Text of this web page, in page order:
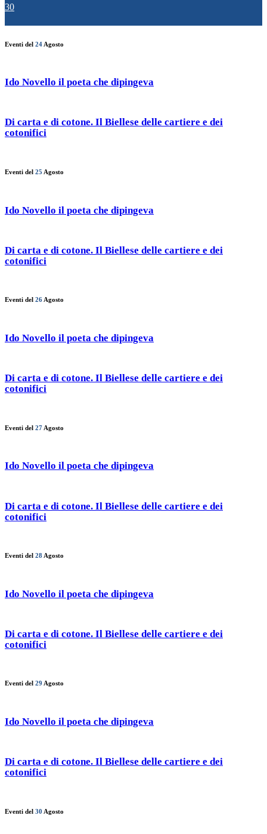
30
Eventi del 24 Agosto
Ido Novello il poeta che dipingeva
Di carta e di cotone. Il Biellese delle cartiere e dei
cotonifici
Eventi del 25 Agosto
Ido Novello il poeta che dipingeva
Di carta e di cotone. Il Biellese delle cartiere e dei
cotonifici
Eventi del 26 Agosto
Ido Novello il poeta che dipingeva
Di carta e di cotone. Il Biellese delle cartiere e dei
cotonifici
Eventi del 27 Agosto
Ido Novello il poeta che dipingeva
Di carta e di cotone. Il Biellese delle cartiere e dei
cotonifici
Eventi del 28 Agosto
Ido Novello il poeta che dipingeva
Di carta e di cotone. Il Biellese delle cartiere e dei
cotonifici
Eventi del 29 Agosto
Ido Novello il poeta che dipingeva
Di carta e di cotone. Il Biellese delle cartiere e dei
cotonifici
Eventi del 30 Agosto